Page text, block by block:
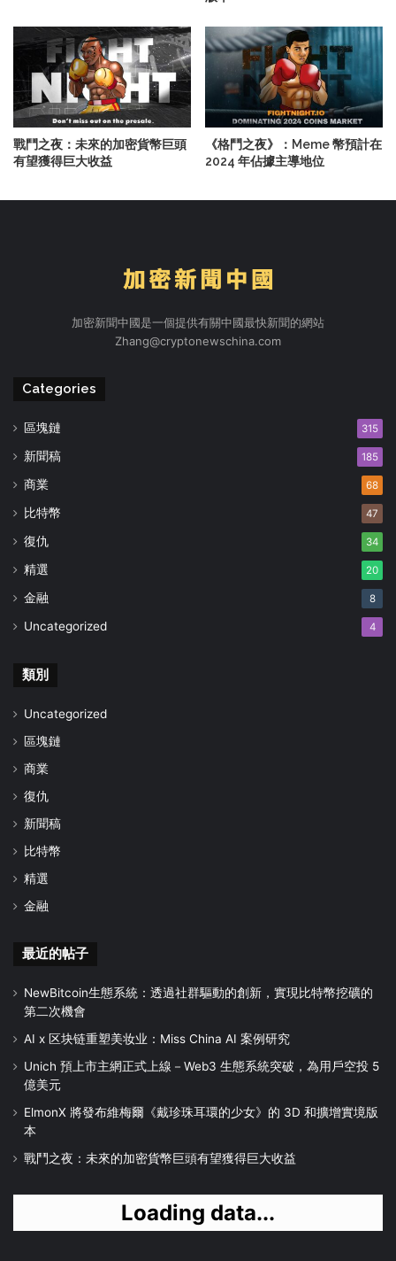
戰鬥之夜：未來的加密貨幣巨頭
有望獲得巨大收益
《格鬥之夜》：Meme 幣預計在
2024 年佔據主導地位
加密新聞中國是一個提供有關中國最快新聞的網站
Zhang@cryptonewschina.com
Categories
區塊鏈 315
新聞稿 185
商業 68
比特幣 47
復仇 34
精選 20
金融 8
Uncategorized 4
類別
Uncategorized
區塊鏈
商業
復仇
新聞稿
比特幣
精選
金融
最近的帖子
NewBitcoin生態系統：透過社群驅動的創新，實現比特幣挖礦的
第二次機會
AI x 区块链重塑美妆业：Miss China AI 案例研究
Unich 預上市主網正式上線－Web3 生態系統突破，為用戶空投 5
億美元
ElmonX 將發布維梅爾《戴珍珠耳環的少女》的 3D 和擴增實境版
本
戰鬥之夜：未來的加密貨幣巨頭有望獲得巨大收益
Loading data...